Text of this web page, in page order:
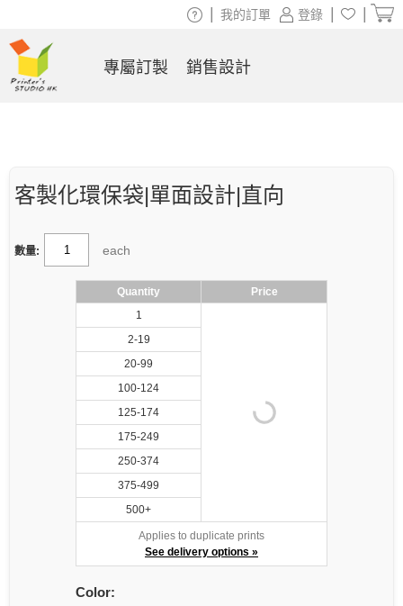
客製化環保袋|單面設計|直向
數量: each
Quantity
Price
1
2-19
20-99
100-124
125-174
175-249
250-374
375-499
500+
Applies to duplicate prints
See delivery options »
Color:
登錄
我的訂單
專屬訂製 銷售設計